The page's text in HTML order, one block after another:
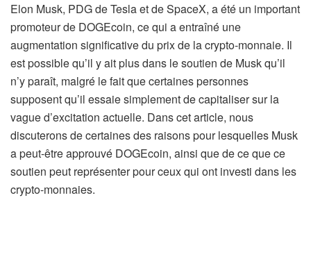
Elon Musk, PDG de Tesla et de SpaceX, a été un important
promoteur de DOGEcoin, ce qui a entraîné une
augmentation significative du prix de la crypto-monnaie. Il
est possible qu’il y ait plus dans le soutien de Musk qu’il
n’y paraît, malgré le fait que certaines personnes
supposent qu’il essaie simplement de capitaliser sur la
vague d’excitation actuelle. Dans cet article, nous
discuterons de certaines des raisons pour lesquelles Musk
a peut-être approuvé DOGEcoin, ainsi que de ce que ce
soutien peut représenter pour ceux qui ont investi dans les
crypto-monnaies.